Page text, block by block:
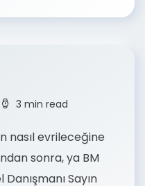
3 min read
nasıl evrileceğine
sonra, ya BM
Sayın